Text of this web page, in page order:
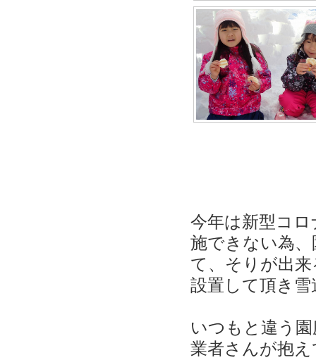
今年は新型コ
施できない為
て、そりが出
設置して頂き
いつもと違う
業者さんが抱